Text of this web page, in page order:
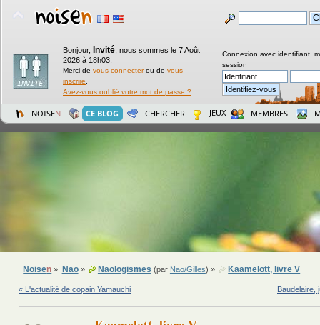
Bonjour, Invité nous sommes le 7 Août
2026 à 18h03.
Merci de vous connecterou de vous
inscrire
Avez-vous oublié votre mot de passe ?
Connexion avec identifiant,
session
NOISEN CE BLOG CHERCHER JEUX MEMBRES
Noisen » Nao» Naologismes (par Nao/Gilles) » Kaamelott, livre V
« L'actualité de copain Yamauchi Baudelaire,